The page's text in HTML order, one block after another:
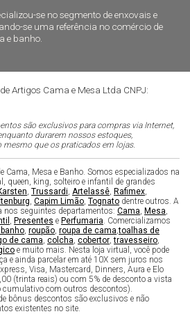
se no segmento de enxovais e
se uma referência no comércio de
e banho.
Artigos Cama e Mesa Ltda CNPJ:
são exclusivos para compras via Internet,
durarem nossos estoques,
que os praticados em lojas.
Cama, Mesa e Banho. Somos especializados na
queen, king, solteiro e infantil de grandes
Trussardi Artelassê Rafimex
Capim Limão Tognato dentre outros. A
nos seguintes departamentos: Cama Mesa
Presentes e Perfumaria . Comercializamos
roupão roupa de cama ,toalhas de
de cama colcha cobertor ,travesseiro
e muito mais. Nesta loja virtual, você pode
e ainda parcelar em até 10X sem juros nos
Visa, Mastercard, Dinners, Aura e Elo
(trinta reais) ou com 5% de desconto a vista
cumulativo com outros descontos).
bônus descontos são exclusivos e não
existentes no site.